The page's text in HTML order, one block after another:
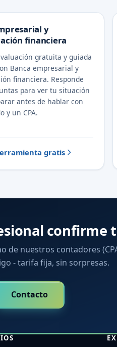
y
financiera
gratuita y guiada
Banca empresarial y
financiera. Responde
para ver tu situación
antes de hablar con
y un CPA.
gratis
confirme
de nuestros contadores
- tarifa fija, sin sorpresas.
Contacto